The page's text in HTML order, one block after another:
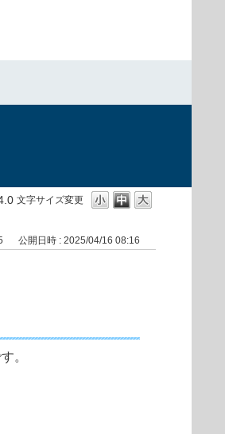
文字サイズ変更
公開日時 : 2025/04/16 08:16
。